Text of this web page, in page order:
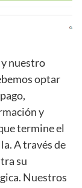
nuestro
optar
y
termine el
A través de
su
Nuestros